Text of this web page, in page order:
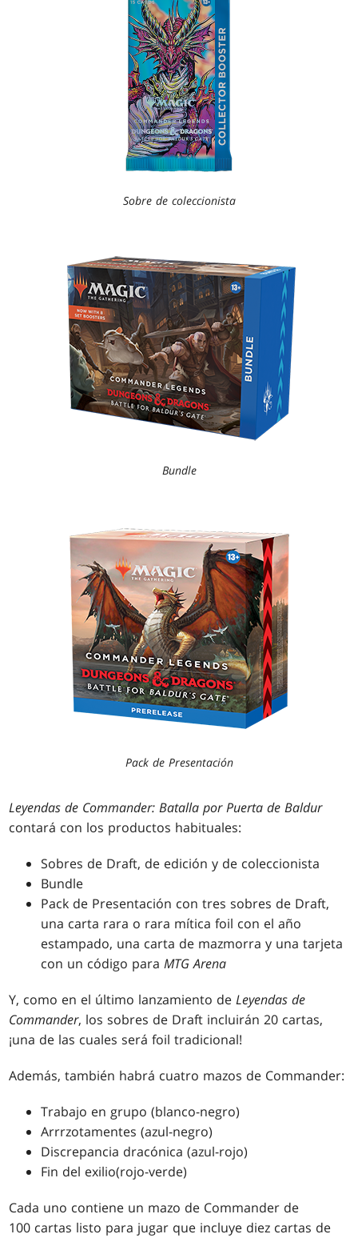
Sobre de coleccionista
Bundle
Pack de Presentación
Leyendas de Commander: Batalla por Puerta de Baldur
contará con los productos habituales:
Sobres de Draft, de edición y de coleccionista
Bundle
Pack de Presentación con tres sobres de Draft,
una carta rara o rara mítica foil con el año
estampado, una carta de mazmorra y una tarjeta
con un código paraMTG Arena
Y, como en el último lanzamiento deLeyendas de
Commander, los sobres de Draft incluirán 20 cartas,
¡una de las cuales será foil tradicional!
Además, también habrá cuatro mazos de Commander:
Trabajo en grupo (blanco-negro)
Arrrzotamentes (azul-negro)
Discrepancia dracónica (azul-rojo)
Fin del exilio(rojo-verde)
Cada uno contiene un mazo de Commander de
100 cartas listo para jugar que incluye diez cartas de